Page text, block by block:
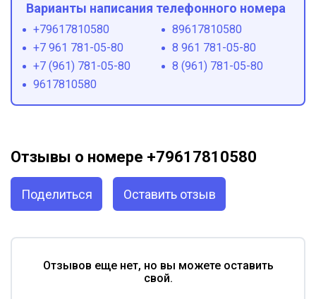
Варианты написания телефонного номера
+79617810580
89617810580
+7 961 781-05-80
8 961 781-05-80
+7 (961) 781-05-80
8 (961) 781-05-80
9617810580
Отзывы о номере +79617810580
Поделиться Оставить отзыв
Отзывов еще нет, но вы можете оставить
свой.